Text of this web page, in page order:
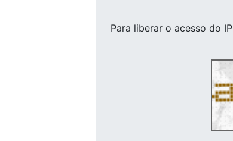
Para liberar o acesso do IP